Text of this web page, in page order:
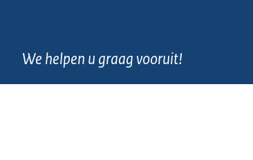
We helpen u graag vooruit!